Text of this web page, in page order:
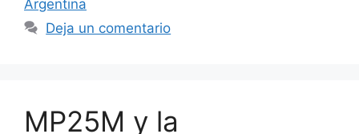
Argentina
Deja un comentario
MP25M y la